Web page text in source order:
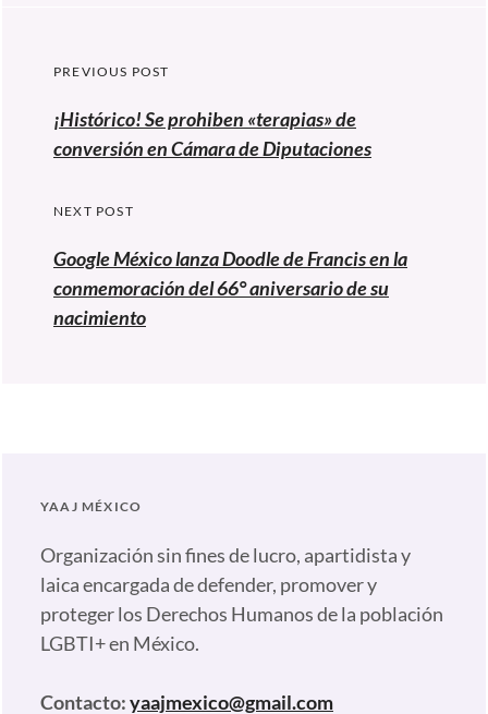
Navegación
de
entradas
PREVIOUS POST
Previous
post:
¡Histórico! Se prohiben «terapias» de
conversión en Cámara de Diputaciones
NEXT POST
Google México lanza Doodle de Francis en la
conmemoración del 66° aniversario de su
nacimiento
YAAJ MÉXICO
Organización sin fines de lucro, apartidista y
laica encargada de defender, promover y
proteger los Derechos Humanos de la población
LGBTI+ en México.
Contacto:yaajmexico@gmail.com